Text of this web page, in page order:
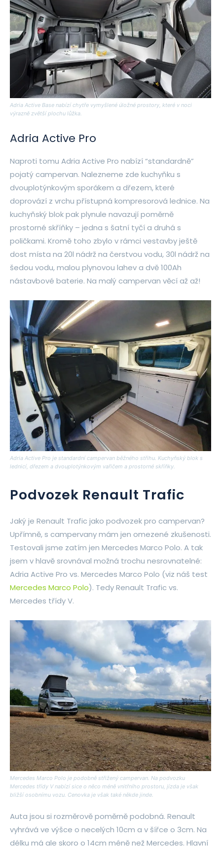
Adria Active Base nabízí chytře vymyšlené úložné prostory, které v noci
výrazně zvětší plochu lůžka.
Adria Active Pro
Naproti tomu Adria Active Pro nabízí “standardně”
pojatý campervan. Nalezneme zde kuchyňku s
dvouplotýnkovým sporákem a dřezem, které
doprovází z vrchu přístupná kompresorová lednice. Na
kuchyňský blok pak plynule navazují poměrně
prostorné skříňky – jedna s šatní tyčí a druhá s
poličkami. Kromě toho zbylo v rámci vestavby ještě
dost místa na 20l nádrž na čerstvou vodu, 30l nádrž na
šedou vodu, malou plynovou lahev a dvě 100Ah
nástavbové baterie. Na malý campervan věcí až až!
Adria Active Pro je standardní campervan běžného střihu. Kuchyňský blok s
lednicí, dřezem a dvouplotýnkovým vařičem a prostorné skříňky.
Podvozek Renault Trafic
Jaký je Renault Trafic jako podvozek pro campervan?
Upřímně, s campervany mám jen omezené zkušenosti.
Testovali jsme zatím jen Mercedes Marco Polo. A tak
jsem v hlavě srovnával možná trochu nesrovnatelné:
Adria Active Pro vs. Mercedes Marco Polo (viz náš test
Mercedes Marco Polo). Tedy Renault Trafic vs.
Mercedes třídy V.
Mercedes Marco Polo je podobně střižený campervan. Na podvozku
Mercedes třídy V nabízí sice o něco méně vnitřního prostoru, jízda je však
bližší osobnímu vozu. Cenovka je však také někde jinde.
Auta jsou si rozměrově poměrně podobná. Renault
vyhrává ve výšce o necelých 10cm a v šířce o 3cm. Na
délku má ale skoro o 14cm méně než Mercedes. Hlavní